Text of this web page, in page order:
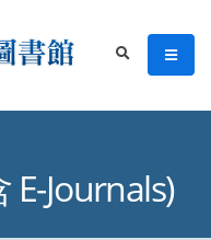
所圖書館
search
Journals)